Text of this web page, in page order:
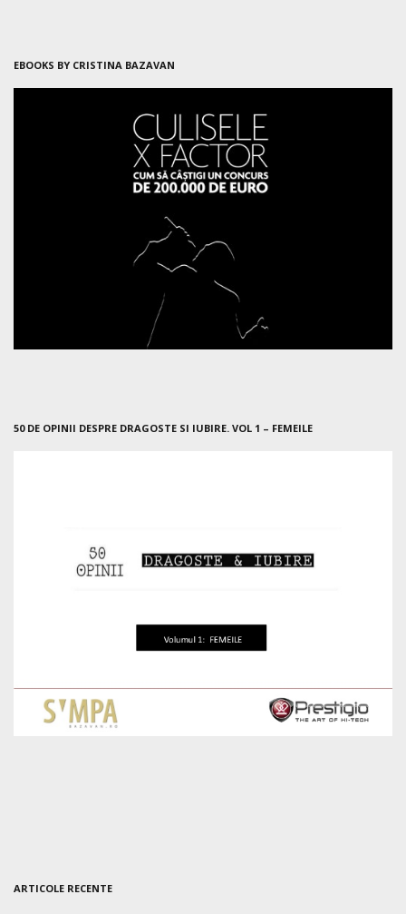
EBOOKS BY CRISTINA BAZAVAN
50 DE OPINII DESPRE DRAGOSTE SI IUBIRE. VOL 1 – FEMEILE
ARTICOLE RECENTE